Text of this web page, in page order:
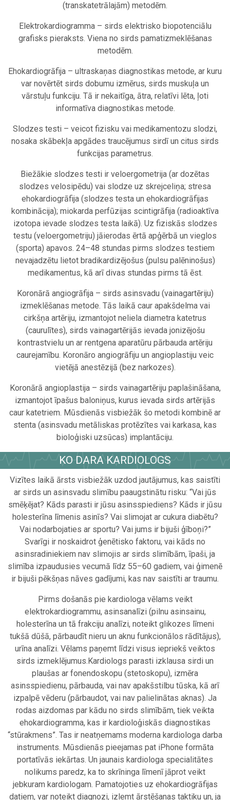
(transkatetrālajām) metodēm.
Elektrokardiogramma – sirds elektrisko biopotenciālu
grafisks pieraksts. Viena no sirds pamatizmeklēšanas
metodēm.
Ehokardiogrāfija – ultraskaņas diagnostikas metode, ar kuru
var novērtēt sirds dobumu izmērus, sirds muskuļa un
vārstuļu funkciju. Tā ir nekaitīga, ātra, relatīvi lēta, ļoti
informatīva diagnostikas metode.
Slodzes testi – veicot fizisku vai medikamentozu slodzi,
nosaka skābekļa apgādes traucējumus sirdī un citus sirds
funkcijas parametrus.
Biežākie slodzes testi ir veloergometrija (ar dozētas
slodzes velosipēdu) vai slodze uz skrejceliņa; stresa
ehokardiogrāfija (slodzes testa un ehokardiogrāfijas
kombinācija); miokarda perfūzijas scintigrāfija (radioaktīva
izotopa ievade slodzes testa laikā). Uz fiziskās slodzes
testu (veloergometriju) jāierodas ērtā apģērbā un vieglos
(sporta) apavos. 24–48 stundas pirms slodzes testiem
nevajadzētu lietot bradikardizējošus (pulsu palēninošus)
medikamentus, kā arī divas stundas pirms tā ēst.
Koronārā angiogrāfija – sirds asinsvadu (vainagartēriju)
izmeklēšanas metode. Tās laikā caur apakšdelma vai
cirkšņa artēriju, izmantojot neliela diametra katetrus
(caurulītes), sirds vainagartērijās ievada jonizējošu
kontrastvielu un ar rentgena aparatūru pārbauda artēriju
caurejamību. Koronāro angiogrāfiju un angioplastiju veic
vietējā anestēzijā (bez narkozes).
Koronārā angioplastija – sirds vainagartēriju paplašināšana,
izmantojot īpašus baloniņus, kurus ievada sirds artērijās
caur katetriem. Mūsdienās visbiežāk šo metodi kombinē ar
stenta (asinsvadu metāliskas protēzītes vai karkasa, kas
bioloģiski uzsūcas) implantāciju.
KO DARA KARDIOLOGS
Vizītes laikā ārsts visbiežāk uzdod jautājumus, kas saistīti
ar sirds un asinsvadu slimību paaugstinātu risku: “Vai jūs
smēķējat? Kāds parasti ir jūsu asinsspiediens? Kāds ir jūsu
holesterīna līmenis asinīs? Vai slimojat ar cukura diabētu?
Vai nodarbojaties ar sportu? Vai jums ir bijuši ģīboņi?”
Svarīgi ir noskaidrot ģenētisko faktoru, vai kāds no
asinsradiniekiem nav slimojis ar sirds slimībām, īpaši, ja
slimība izpaudusies vecumā līdz 55–60 gadiem, vai ģimenē
ir bijuši pēkšņas nāves gadījumi, kas nav saistīti ar traumu.
Pirms došanās pie kardiologa vēlams veikt
elektrokardiogrammu, asinsanalīzi (pilnu asinsainu,
holesterīna un tā frakciju analīzi, noteikt glikozes līmeni
tukšā dūšā, pārbaudīt nieru un aknu funkcionālos rādītājus),
urīna analīzi. Vēlams paņemt līdzi visus iepriekš veiktos
sirds izmeklējumus.Kardiologs parasti izklausa sirdi un
plaušas ar fonendoskopu (stetoskopu), izmēra
asinsspiedienu, pārbauda, vai nav apakšstilbu tūska, kā arī
izpalpē vēderu (pārbaudot, vai nav palielinātas aknas). Ja
rodas aizdomas par kādu no sirds slimībām, tiek veikta
ehokardiogramma, kas ir kardioloģiskās diagnostikas
“stūrakmens”. Tas ir neatņemams moderna kardiologa darba
instruments. Mūsdienās pieejamas pat iPhone formāta
portatīvās iekārtas. Un jaunais kardiologa specialitātes
nolikums paredz, ka to skrīninga līmenī jāprot veikt
jebkuram kardiologam. Pamatojoties uz ehokardiogrāfijas
datiem, var noteikt diagnozi, izlemt ārstēšanas taktiku un, ja